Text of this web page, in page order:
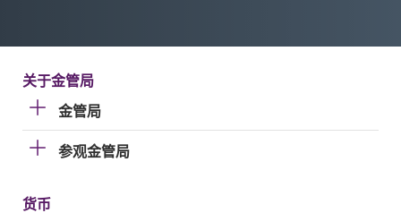
关于金管局
金管局
参观金管局
货币